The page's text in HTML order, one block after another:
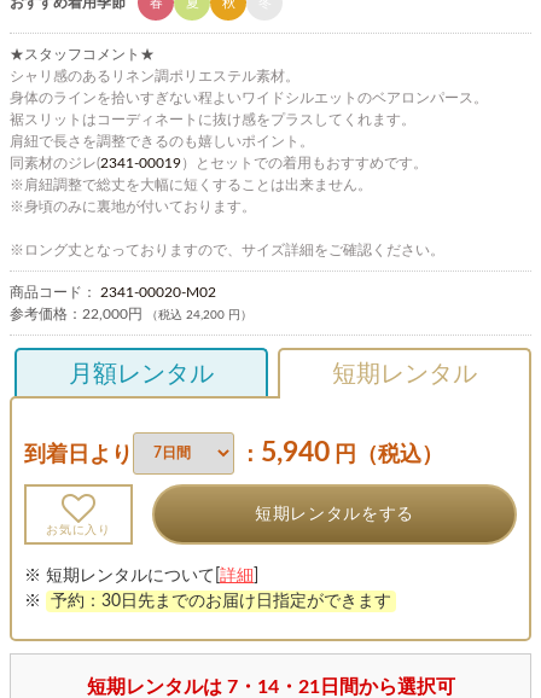
★スタッフコメント★
シャリ感のあるリネン調ポリエステル素材。
身体のラインを拾いすぎない程よいワイドシルエットのベアロンパース。
裾スリットはコーディネートに抜け感をプラスしてくれます。
肩紐で長さを調整できるのも嬉しいポイント。
同素材のジレ(2341-00019）とセットでの着用もおすすめです。
※肩紐調整で総丈を大幅に短くすることは出来ません。
※身頃のみに裏地が付いております。
※ロング丈となっておりますので、サイズ詳細をご確認ください。
商品コード： 2341-00020-M02
参考価格： 22,000円 （税込 24,200 円）
月額レンタル 短期レンタル
到着日より ： 5,940 円（税込）
お気に入り
短期レンタルをする
※ 短期レンタルについて[ 詳細
※
予約：30日先までのお届け日指定ができます
短期レンタルは 7・14・21日間から選択可